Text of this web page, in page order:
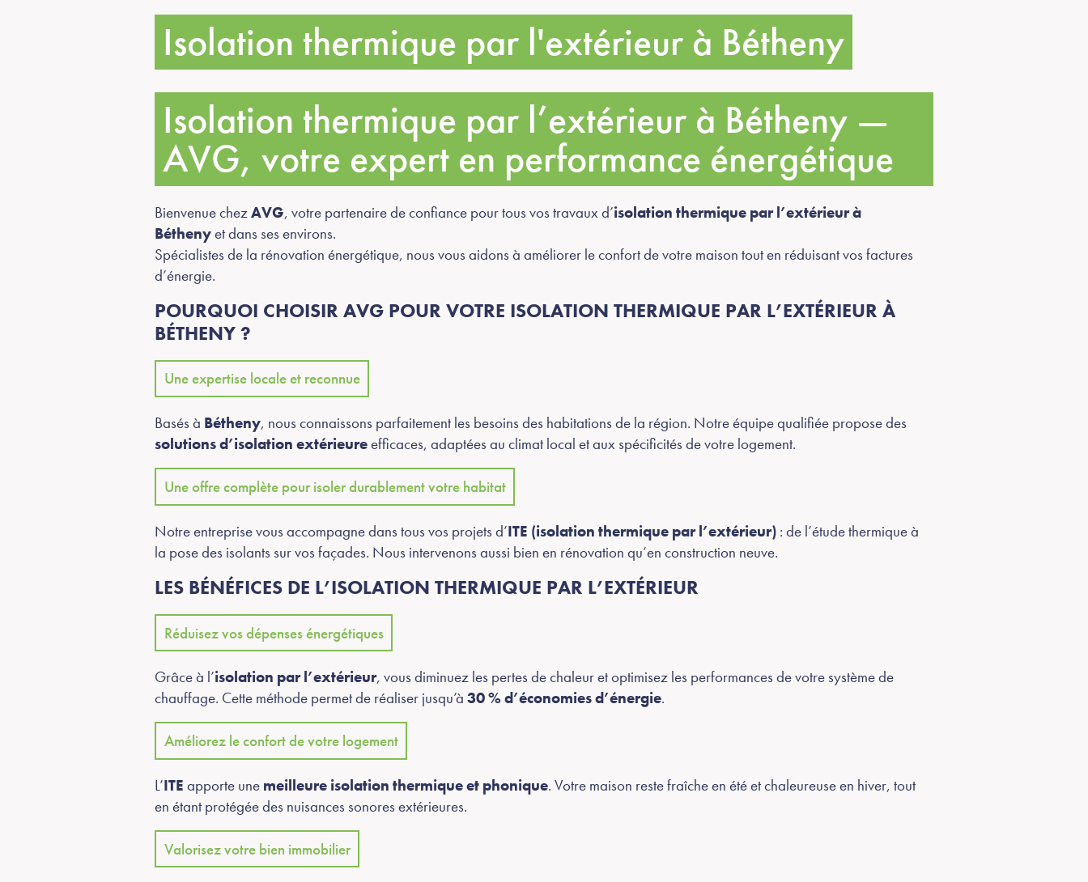
Isolation thermique par l'extérieur à Bétheny
Isolation thermique par l’extérieur à Bétheny —
AVG, votre expert en performance énergétique
Bienvenue chezAVG, votre partenaire de confiance pour tous vos travaux d’isolation thermique par l’extérieur à
Béthenyet dans ses environs.
Spécialistes de la rénovation énergétique, nous vous aidons à améliorer le confort de votre maison tout en réduisant vos factures
d’énergie.
POURQUOI CHOISIR AVG POUR VOTRE ISOLATION THERMIQUE PAR L’EXTÉRIEUR À
BÉTHENY ?
Une expertise locale et reconnue
Basés à Bétheny, nous connaissons parfaitement les besoins des habitations de la région. Notre équipe qualifiée propose des
solutions d’isolation extérieureefficaces, adaptées au climat local et aux spécificités de votre logement.
Une offre complète pour isoler durablement votre habitat
Notre entreprise vous accompagne dans tous vos projets d’ITE (isolation thermique par l’extérieur) : de l’étude thermique à
la pose des isolants sur vos façades. Nous intervenons aussi bien en rénovation qu’en construction neuve.
LES BÉNÉFICES DE L’ISOLATION THERMIQUE PAR L’EXTÉRIEUR
Réduisez vos dépenses énergétiques
Grâce à l’isolation par l’extérieur, vous diminuez les pertes de chaleur et optimisez les performances de votre système de
chauffage. Cette méthode permet de réaliser jusqu’à30 % d’économies d’énergie.
Améliorez le confort de votre logement
L’ITE apporte une meilleure isolation thermique et phonique. Votre maison reste fraîche en été et chaleureuse en hiver, tout
en étant protégée des nuisances sonores extérieures.
Valorisez votre bien immobilier